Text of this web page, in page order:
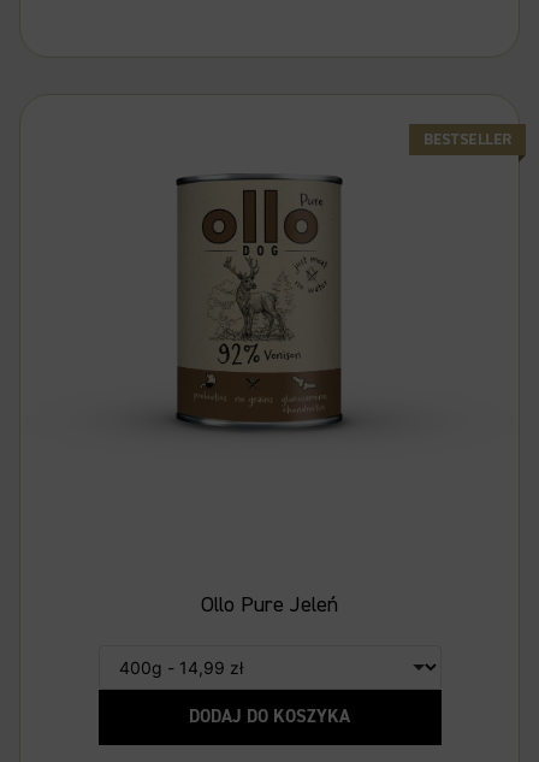
Ollo Pure Jeleń
DODAJ DO KOSZYKA